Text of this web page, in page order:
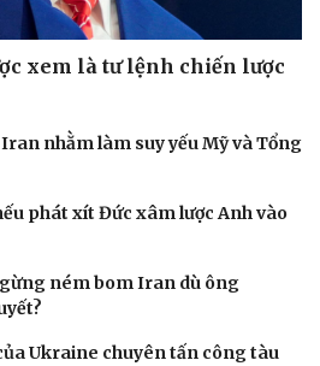
xem là tư lệnh chiến lược
Iran nhằm làm suy yếu Mỹ và Tổng
phát xít Đức xâm lược Anh vào
ném bom Iran dù ông
Ukraine chuyên tấn công tàu